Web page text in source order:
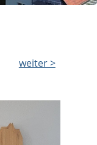
weiter >